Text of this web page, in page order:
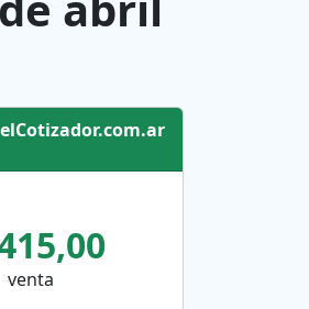
elCotizador.com.ar
venta